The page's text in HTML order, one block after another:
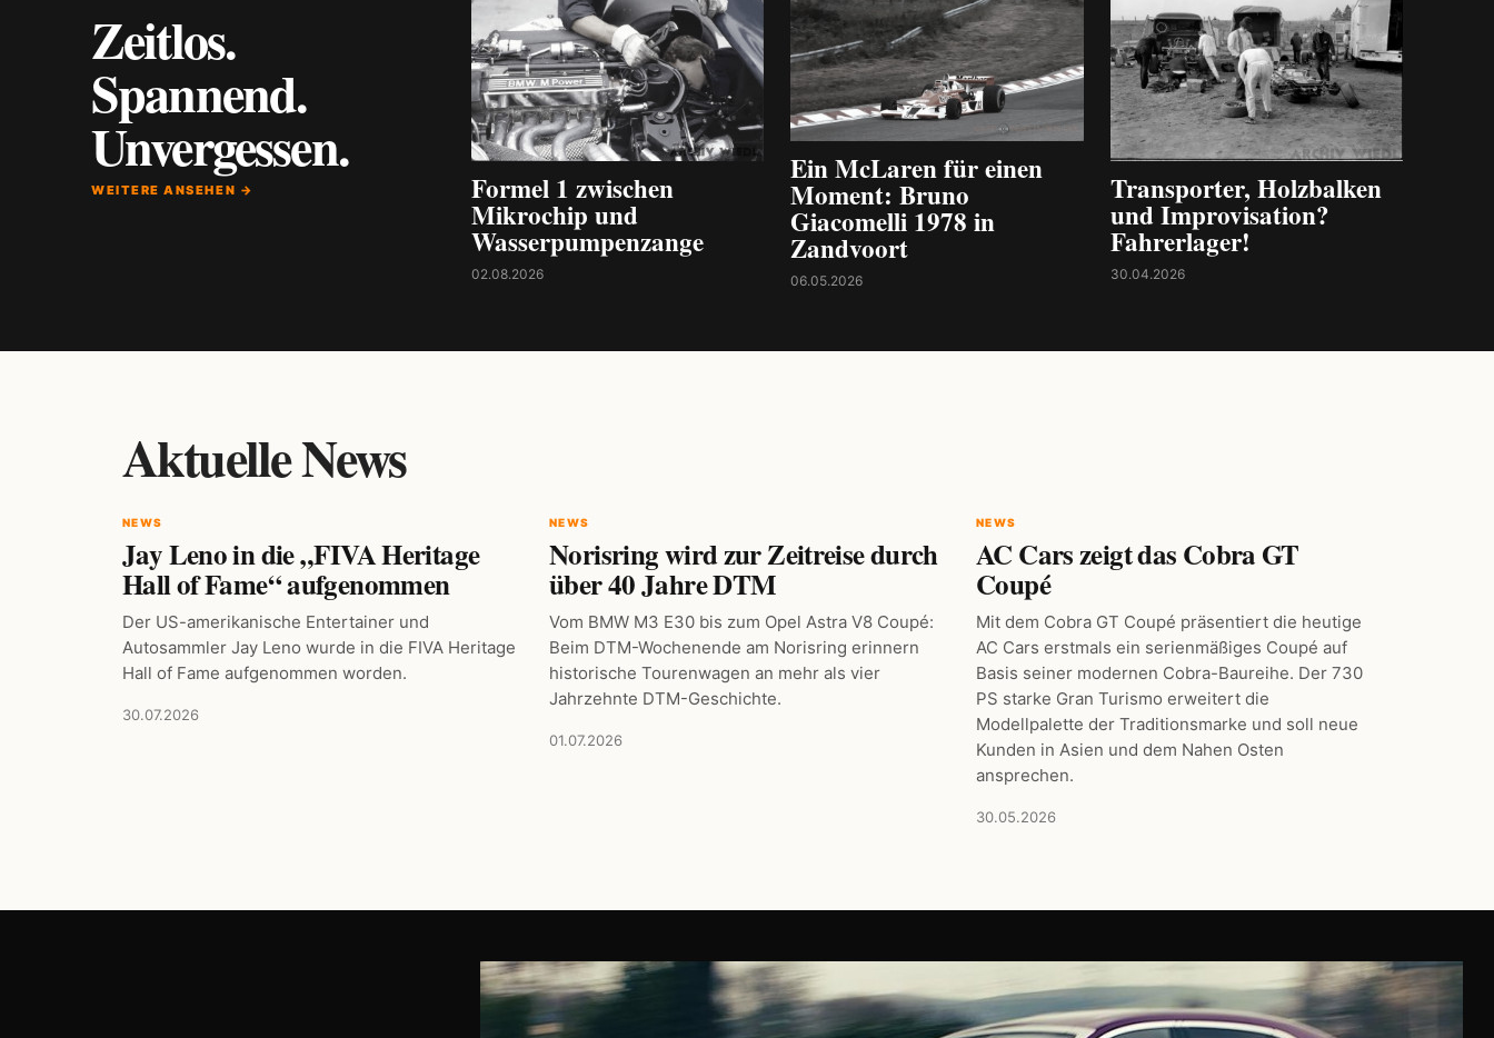
Zeitlos.
Spannend.
Unvergessen.
WEITERE ANSEHEN → Formel 1 zwischen
Mikrochip und
Wasserpumpenzange
02.08.2026
Ein McLaren für einen
Moment: Bruno
Giacomelli 1978 in
Zandvoort
06.05.2026
Transporter, Holzbalken
und Improvisation?
Fahrerlager!
30.04.2026
Aktuelle News
NEWS
Jay Leno in die „FIVA Heritage
Hall of Fame“ aufgenommen
Der US-amerikanische Entertainer und
Autosammler Jay Leno wurde in die FIVA Heritage
Hall of Fame aufgenommen worden.
30.07.2026
NEWS
Norisring wird zur Zeitreise durch
über 40 Jahre DTM
Vom BMW M3 E30 bis zum Opel Astra V8 Coupé:
Beim DTM-Wochenende am Norisring erinnern
historische Tourenwagen an mehr als vier
Jahrzehnte DTM-Geschichte.
01.07.2026
NEWS
AC Cars zeigt das Cobra GT
Coupé
Mit dem Cobra GT Coupé präsentiert die heutige
AC Cars erstmals ein serienmäßiges Coupé auf
Basis seiner modernen Cobra-Baureihe. Der 730
PS starke Gran Turismo erweitert die
Modellpalette der Traditionsmarke und soll neue
Kunden in Asien und dem Nahen Osten
ansprechen.
30.05.2026